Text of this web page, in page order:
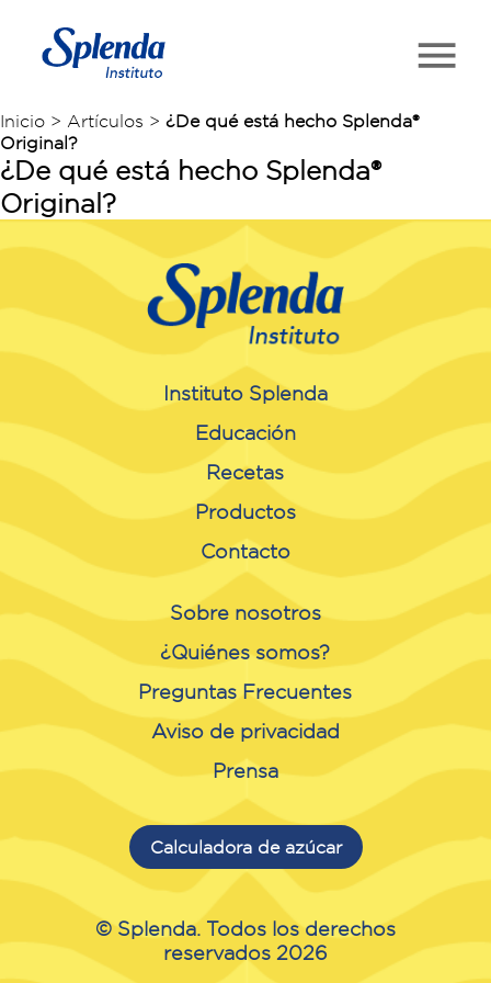
Inicio > Artículos > ¿De qué está hecho Splenda®
Original?
¿De qué está hecho Splenda®
Original?
Instituto Splenda
Educación
Recetas
Productos
Contacto
Sobre nosotros
¿Quiénes somos?
Preguntas Frecuentes
Aviso de privacidad
Prensa
Calculadora de azúcar
© Splenda. Todos los derechos
reservados 2026